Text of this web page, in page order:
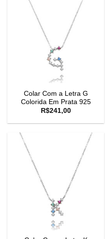
Colar Com a Letra G
Colorida Em Prata 925
R$241,00